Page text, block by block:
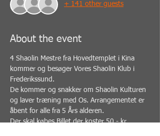
+ 141 other guests
About the event
4 Shaolin Mestre fra Hovedtemplet i Kina
kommer og besøger Vores Shaolin Klub i
Frederikssund.
De kommer og snakker om Shaolin Kulturen
og laver træning med Os. Arrangementet er
åbent for alle fra 5 Års alderen.
Der skal købes Billet der koster 50,- kr.